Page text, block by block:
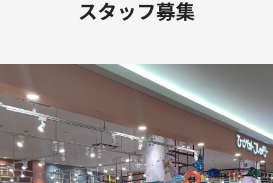
スタッフ募集